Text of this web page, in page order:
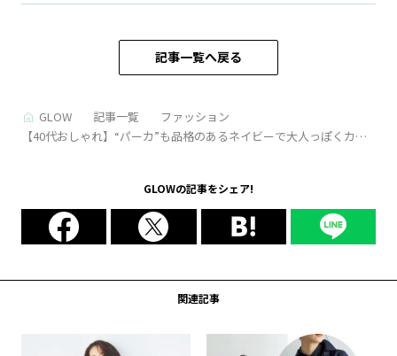
記事一覧へ戻る
GLOW 記事一覧
ファッション
【40代おしゃれ】“パーカ”も品格のあるネイビーで大人っぽくカジ
GLOWの記事をシェア!
関連記事